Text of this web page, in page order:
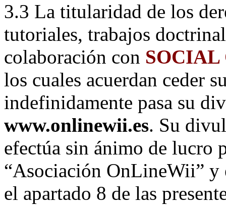
3.3 La titularidad de los
tutoriales, trabajos
colaboración con SOCIAL
los cuales acuerdan ceder
indefinidamente pasa su
www.onlinewii.es. Su
efectúa sin ánimo de lucro
“Asociación OnLineWii” y
el apartado 8 de las